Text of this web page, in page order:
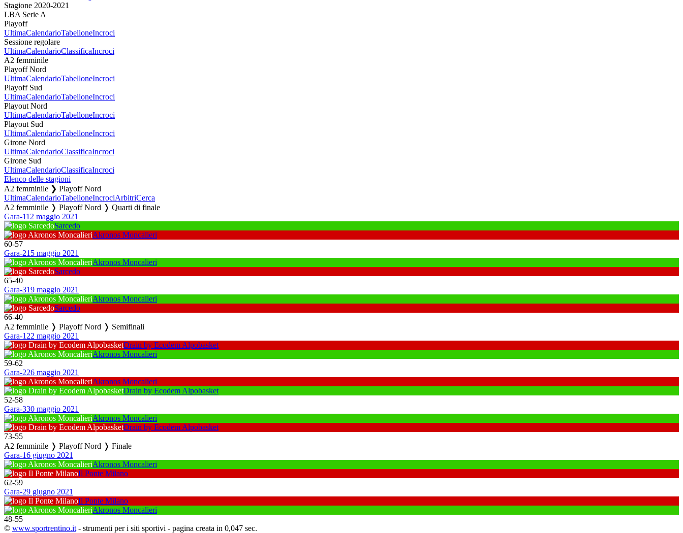
Stagione 2020-2021
LBA Serie A
Playoff
UltimaCalendarioTabelloneIncroci
Sessione regolare
UltimaCalendarioClassificaIncroci
A2 femminile
Playoff Nord
UltimaCalendarioTabelloneIncroci
Playoff Sud
UltimaCalendarioTabelloneIncroci
Playout Nord
UltimaCalendarioTabelloneIncroci
Playout Sud
UltimaCalendarioTabelloneIncroci
Girone Nord
UltimaCalendarioClassificaIncroci
Girone Sud
UltimaCalendarioClassificaIncroci
Elenco delle stagioni
A2 femminile ❯ Playoff Nord
UltimaCalendarioTabelloneIncrociArbitriCerca
A2 femminile ❭ Playoff Nord ❭ Quarti di finale
Gara-112 maggio 2021
Sarcedo
Akronos Moncalieri
60-57
Gara-215 maggio 2021
Akronos Moncalieri
Sarcedo
65-40
Gara-319 maggio 2021
Akronos Moncalieri
Sarcedo
66-40
A2 femminile ❭ Playoff Nord ❭ Semifinali
Gara-1 22 maggio 2021
Drain by Ecodem Alpobasket
Akronos Moncalieri
59-62
Gara-226 maggio 2021
Akronos Moncalieri
Drain by Ecodem Alpobasket
52-58
Gara-330 maggio 2021
Akronos Moncalieri
Drain by Ecodem Alpobasket
73-55
A2 femminile ❭ Playoff Nord ❭ Finale
Gara-16 giugno 2021
Akronos Moncalieri
Il Ponte Milano
62-59
Gara-29 giugno 2021
Il Ponte Milano
Akronos Moncalieri
48-55
© www.sportrentino.it - strumenti per i siti sportivi - pagina creata in 0,047 sec.